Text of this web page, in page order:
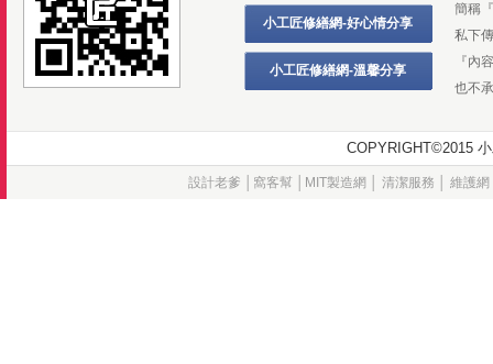
小工匠修繕網-好心情分享
小工匠修繕網-溫馨分享
簡稱
私下
『內
也不
設計老爹 窩客幫│ MIT製造網 清潔服務 維護網